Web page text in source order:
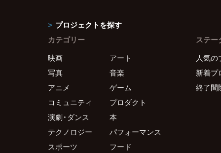
プロジェクトを探す
カテゴリー
映画
アート
写真
音楽
アニメ
ゲーム
コミュニティ
プロダクト
演劇・ダンス
本
テクノロジー
パフォーマンス
スポーツ
フード
ステー
人気の
新着プ
終了間